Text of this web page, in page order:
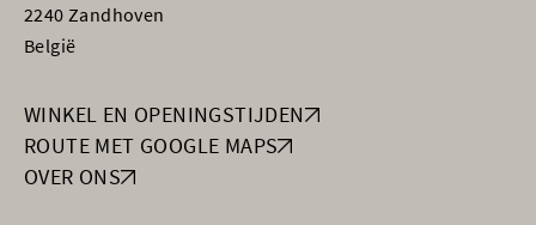
2240 Zandhoven
België
WINKEL EN OPENINGSTIJDEN
ROUTE MET GOOGLE MAPS
OVER ONS